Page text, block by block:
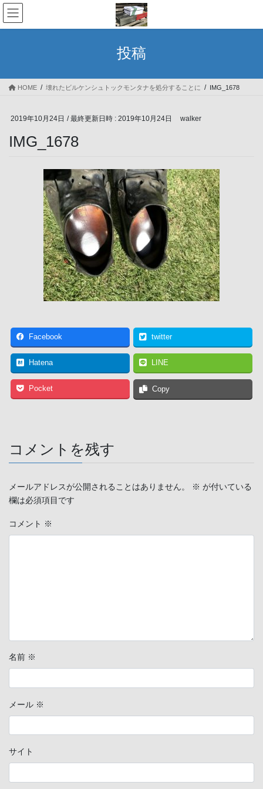
コ
ン
テ
ス
ナ
ビ
ゲ
ン
投稿
HOME 壊れたビルケンシュトックモンタナを処分することに IMG_1678
2019年10月24日 / 最終更新日時 : 2019年10月24日 walker
IMG_1678
Facebook twitter
Hatena LINE
Pocket Copy
コメントを残す
メールアドレスが公開されることはありません。 ※ が付いている
欄は必須項目です
コメント ※
名前 ※
メール ※
サイト